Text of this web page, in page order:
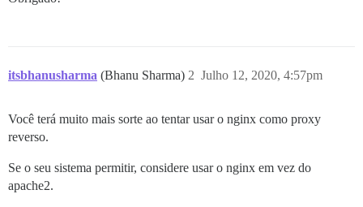
  #version: tests-passed
  LANG: en_US.UTF-8
  # DISCOURSE_DEFAULT_LOCALE: en
## Quantas solicitações web simultâneas são
## será definido automaticamente pelo bootstrap
  UNICORN_WORKERS: 2
itsbhanusharma (Bhanu Sharma) Julho 12, 2020, 4:57pm
2
Você terá muito mais sorte ao tentar usar o nginx como proxy
reverso.
Se o seu sistema permitir, considere usar o nginx em vez do
apache2.